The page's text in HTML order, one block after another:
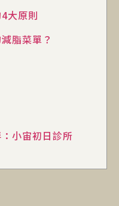
大原則
脂菜單？
小宙初日診所